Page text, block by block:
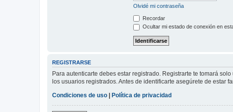
Olvidé mi contraseña
Recordar
Ocultar mi estado de conexión en
REGISTRARSE
Para autenticarte debes estar registrado. Registrarte te tomará
los usuarios registrados. Antes de identificarte asegúrete de estar
Condiciones de uso
Política de privacidad